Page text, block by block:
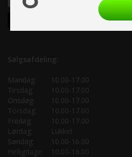
Salgsafdeling:
Mandag:
10.00-17.00
Tirsdag:
10.00-17.00
Onsdag:
10.00-17.00
Torsdag:
10.00-17.00
Fredag:
10.00-17.00
Lørdag:
Lukket
Søndag:
10.00-16.00
Helligdage:
10.00-16.00